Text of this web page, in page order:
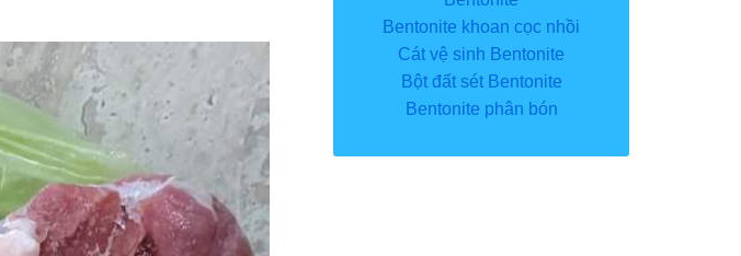
Bentonite khoan cọc nhồi
Cát vệ sinh Bentonite
Bột đất sét Bentonite
Bentonite phân bón